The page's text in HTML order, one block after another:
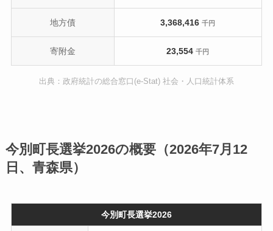
地方債 3,368,416千円
寄附金 23,554千円
出典：政府統計の総合窓口(e-Stat) 社会・人口統計体系
今別町長選挙2026の概要（2026年7月12
日、青森県）
今別町長選挙2026